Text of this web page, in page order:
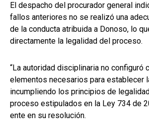
El despacho del procurador general
fallos anteriores no se realizó una
de la conducta atribuida a Donoso, lo
directamente la legalidad del proceso.
“La autoridad disciplinaria no configuró
elementos necesarios para establecer
incumpliendo los principios de
proceso estipulados en la Ley 734 de
ente en su resolución.